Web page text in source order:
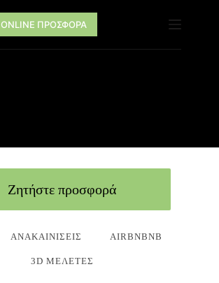
ONLINE ΠΡΟΣΦΟΡΑ
Ζητήστε προσφορά
ΑΝΑΚΑΙΝΊΣΕΙΣ AIRBNBNB
3D ΜΕΛΈΤΕΣ